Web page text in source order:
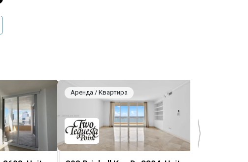
Аренда / Квартира